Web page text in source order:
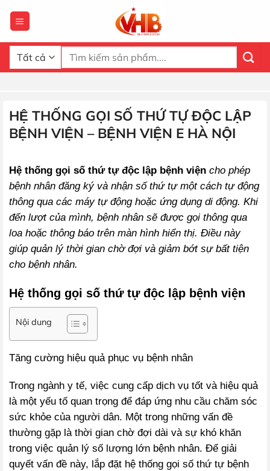
qua
dung
Tìm
kiếm:
HỆ THỐNG GỌI SỐ THỨ TỰ ĐỘC LẬP
BỆNH VIỆN – BỆNH VIỆN E HÀ NỘI
Hệ thống gọi số thứ tự độc lập bệnh viện cho phép
bệnh nhân đăng ký và nhận số thứ tự một cách tự động
thông qua các máy tự động hoặc ứng dụng di động. Khi
đến lượt của mình, bệnh nhân sẽ được gọi thông qua
loa hoặc thông báo trên màn hình hiển thị. Điều này
giúp quản lý thời gian chờ đợi và giảm bớt sự bất tiện
cho bệnh nhân.
Hệ thống gọi số thứ tự độc lập bệnh viện
Nội dung
Tăng cường hiệu quả phục vụ bệnh nhân
Trong ngành y tế, việc cung cấp dịch vụ tốt và hiệu quả
là một yếu tố quan trọng để đáp ứng nhu cầu chăm sóc
sức khỏe của người dân. Một trong những vấn đề
thường gặp là thời gian chờ đợi dài và sự khó khăn
trong việc quản lý số lượng lớn bệnh nhân. Để giải
quyết vấn đề này, lắp đặt hệ thống gọi số thứ tự bệnh